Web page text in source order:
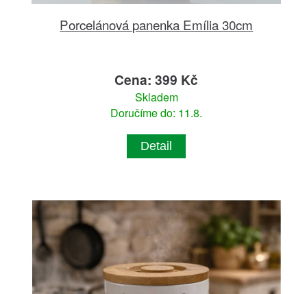
Porcelánová panenka Emília 30cm
Cena: 399 Kč
Skladem
Doručíme do: 11.8.
Detail